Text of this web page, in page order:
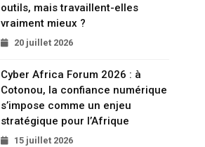
outils, mais travaillent-elles
vraiment mieux ?
20 juillet 2026
Cyber Africa Forum 2026 : à
Cotonou, la confiance numérique
s’impose comme un enjeu
stratégique pour l’Afrique
15 juillet 2026